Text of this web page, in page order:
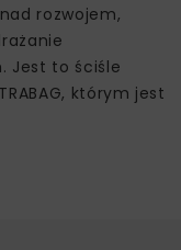
rozwojem,
Jest to ściśle
którym jest